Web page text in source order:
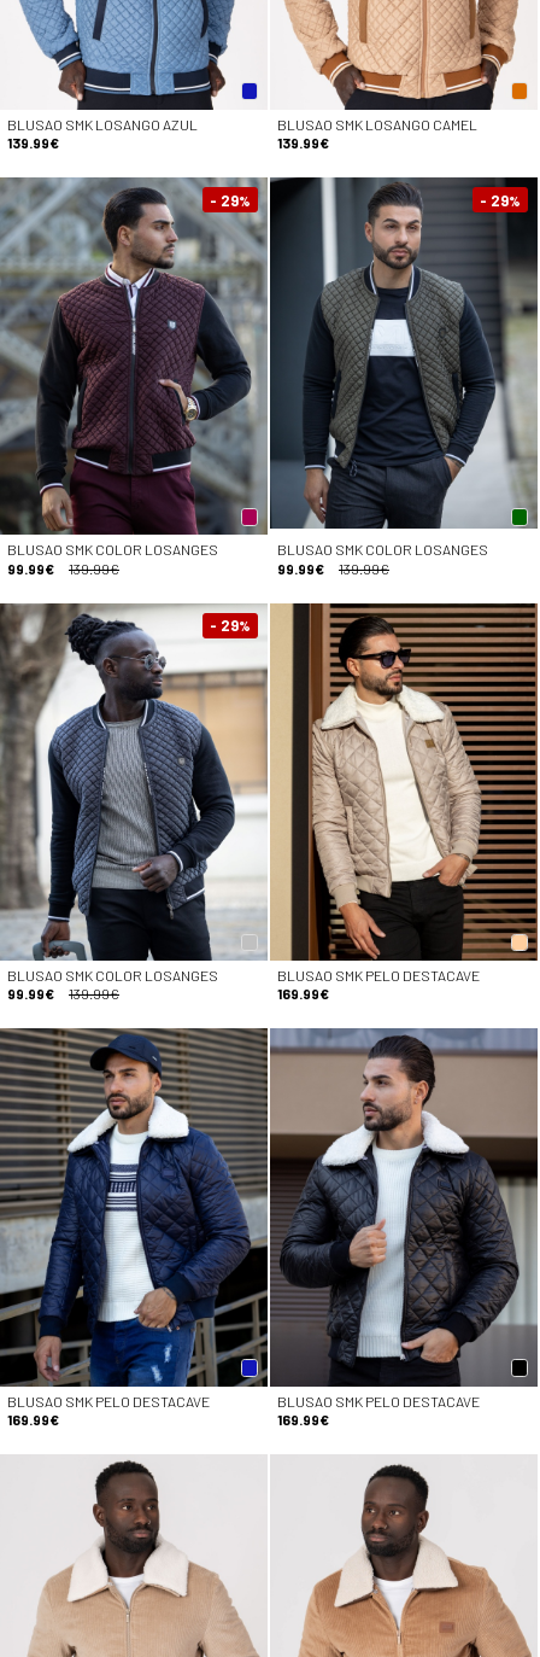
BLUSAO SMK LOSANGO AZUL
139.99€
BLUSAO SMK LOSANGO CAMEL
139.99€
- 29%
BLUSAO SMK COLOR LOSANGES
99.99€
139.99€
- 29%
BLUSAO SMK COLOR LOSANGES
99.99€
139.99€
- 29%
BLUSAO SMK COLOR LOSANGES
99.99€
139.99€
BLUSAO SMK PELO DESTACAVE
169.99€
BLUSAO SMK PELO DESTACAVE
169.99€
BLUSAO SMK PELO DESTACAVE
169.99€